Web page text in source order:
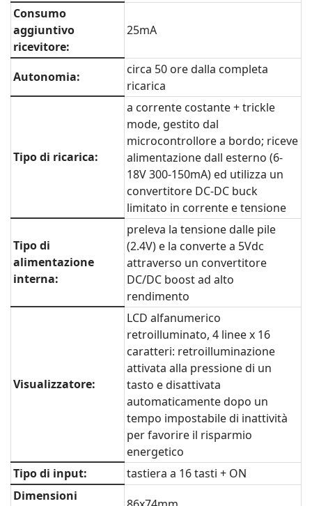
Consumo
aggiuntivo
ricevitore:
25mA
Autonomia:
circa 50 ore dalla completa
ricarica
Tipo di ricarica:
a corrente costante + trickle
mode, gestito dal
microcontrollore a bordo; riceve
alimentazione dall esterno (6-
18V 300-150mA) ed utilizza un
convertitore DC-DC buck
limitato in corrente e tensione
Tipo di
alimentazione
interna:
preleva la tensione dalle pile
(2.4V) e la converte a 5Vdc
attraverso un convertitore
DC/DC boost ad alto
rendimento
Visualizzatore:
LCD alfanumerico
retroilluminato, 4 linee x 16
caratteri: retroilluminazione
attivata alla pressione di un
tasto e disattivata
automaticamente dopo un
tempo impostabile di inattività
per favorire il risparmio
energetico
Tipo di input:
tastiera a 16 tasti + ON
Dimensioni